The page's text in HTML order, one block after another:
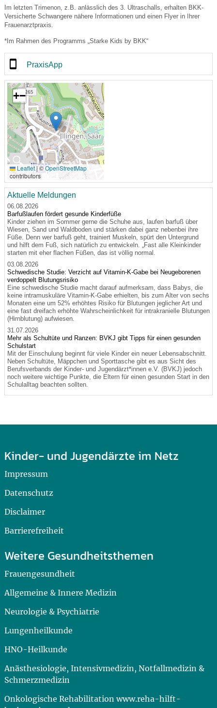
Im letzten Trimenon, z.B. anlässlich des 3. Ultraschalls, erhalten BKK-
Versicherte Schwangere nähere Informationen und einen Flyer in Ihrer
Frauenarztpraxis.
*Im Rahmen des Programms „Starke Kids by BKK“
PraxisApp
🔍
+−
Leaflet|©OpenStreetMap
contributors
Aktuelle Meldungen
06.08.2026
Barfußlaufen fördert gesunde Kinderfüße
Kinder ziehen im Sommer gerne die Schuhe aus, laufen barfuß über
Wiesen, Sand und Waldboden und stärken dabei ganz nebenbei ihre
Füße. Denn wer barfuß geht, trainiert Muskeln, spürt den Untergrund
und hilft dem Fuß, sich natürlich zu entwickeln. „Fast alle Kleinkinder
starten mit eher flachen Füßen, das ist völlig normal.
03.08.2026
Schwedische Studie: Verzicht auf Vitamin-K-Gabe bei Neugeborenen
verdoppelt Blutungsrisiko
Eine schwedische Studie macht darauf aufmerksam, dass Babys, die
keine intramuskuläre Vitamin-K-Gabe erhielten, bis zum Alter von sechs
Monaten eine um 52% erhöhtes Risiko für Blutungen jeglicher Art und
eine fast dreifach erhöhte Wahrscheinlichkeit für intrakranielle Blutungen
(Hirnblutung) aufwiesen.
31.07.2026
Mehr als Schultüte und Ranzen: BVKJ gibt Tipps für einen gesunden
Schulstart
Mit der Einschulung beginnt für viele Kinder ein neuer Lebensabschnitt.
Neben Schultüte, Mäppchen und Sporttasche gibt es aus Sicht des
Berufsverbands der Kinder- und Jugendärzt*innen e.V. (BVKJ) jedoch
noch weitere wichtige Punkte, die Eltern für einen gesunden Start in den
Schulalltag beachten sollten.
Kinder- und Jugendärzte im Netz
Impressum
Datenschutz
Disclaimer
Barrierefreiheit
Weitere Gesundheitsthemen
Frauengesundheit
Allgemeine & Innere Medizin
Neurologie & Psychiatrie
Lungenheilkunde
HNO-Heilkunde
Anästhesiologie, Intensivmedizin, Notfallmedizin &
Schmerzmedizin
Onkologische Rehabilitation www.reha-hilft-